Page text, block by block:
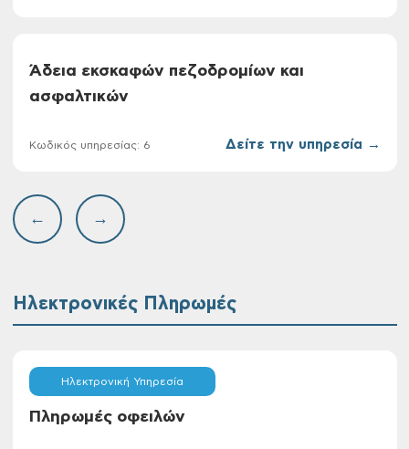
Άδεια εκσκαφών πεζοδρομίων και
ασφαλτικών
Κωδικός υπηρεσίας: 6 Δείτε την υπηρεσία →
← →
Ηλεκτρονικές Πληρωμές
Ηλεκτρονική Υπηρεσία
Πληρωμές οφειλών